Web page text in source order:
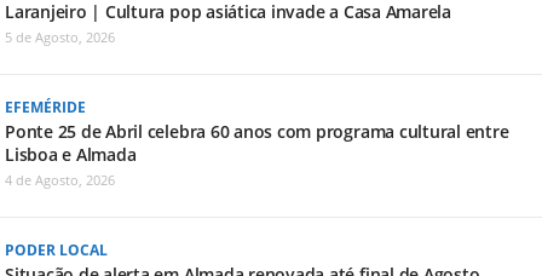
Laranjeiro | Cultura pop asiática invade a Casa Amarela
5 de Agosto, 2026
EFEMÉRIDE
Ponte 25 de Abril celebra 60 anos com programa cultural entre
Lisboa e Almada
4 de Agosto, 2026
PODER LOCAL